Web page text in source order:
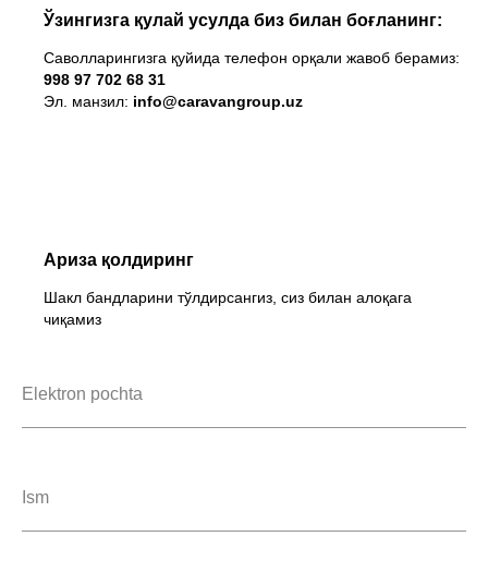
Ўзингизга қулай усулда биз билан боғланинг:
Саволларингизга қуйида телефон орқали жавоб берамиз:
998 97 702 68 31
Эл. манзил: info@caravangroup.uz
Ариза қолдиринг
Шакл бандларини тўлдирсангиз, сиз билан алоқага
чиқамиз